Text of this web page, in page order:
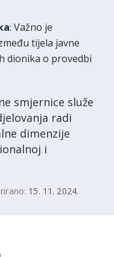
: Važno je
tijela javne
dionika o provedbi
smjernice služe
radi
dimenzije
i
15. 11. 2024.